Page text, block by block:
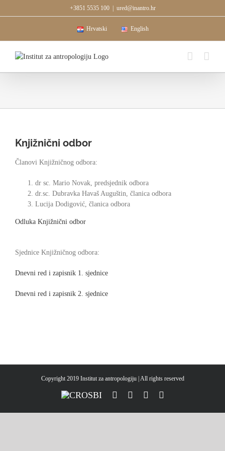
to
+3851 5535 100 ured@inantro.hr
Hrvatski English
Knjižnični odbor
Članovi Knjižničnog odbora:
dr sc. Mario Novak, predsjednik odbora
dr.sc. Dubravka Havaš Auguštin, članica odbora
Lucija Dodigović, članica odbora
Odluka Knjižnični odbor
Sjednice Knjižničnog odbora:
Dnevni red i zapisnik 1. sjednice
Dnevni red i zapisnik 2. sjednice
Copyright 2019 Institut za antropologiju | All rights reserved
CROSBI FacebookLinkedIn